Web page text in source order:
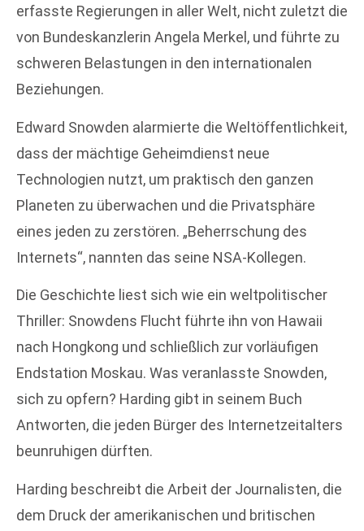
erfasste Regierungen in aller Welt, nicht zuletzt die
von Bundeskanzlerin Angela Merkel, und führte zu
schweren Belastungen in den internationalen
Beziehungen.
Edward Snowden alarmierte die Weltöffentlichkeit,
dass der mächtige Geheimdienst neue
Technologien nutzt, um praktisch den ganzen
Planeten zu überwachen und die Privatsphäre
eines jeden zu zerstören. „Beherrschung des
Internets“, nannten das seine NSA-Kollegen.
Die Geschichte liest sich wie ein weltpolitischer
Thriller: Snowdens Flucht führte ihn von Hawaii
nach Hongkong und schließlich zur vorläufigen
Endstation Moskau. Was veranlasste Snowden,
sich zu opfern? Harding gibt in seinem Buch
Antworten, die jeden Bürger des Internetzeitalters
beunruhigen dürften.
Harding beschreibt die Arbeit der Journalisten, die
dem Druck der amerikanischen und britischen